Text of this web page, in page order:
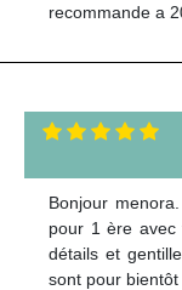
recommande a
Bonjour
pour 1 ère avec
détails et
sont pour